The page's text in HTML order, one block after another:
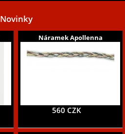
Novinky
Náramek Apollenna
560 CZK